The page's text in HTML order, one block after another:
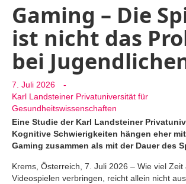
Gaming – Die
ist nicht das
bei
7. Juli 2026
-
Karl Landsteiner Privatuniversität für
Gesundheitswissenschaften
Eine Studie der Karl Landsteiner
Kognitive Schwierigkeiten hängen eher
Gaming zusammen als mit der Dauer des
Krems, Österreich, 7. Juli 2026 – Wie viel
Videospielen verbringen, reicht allein nicht